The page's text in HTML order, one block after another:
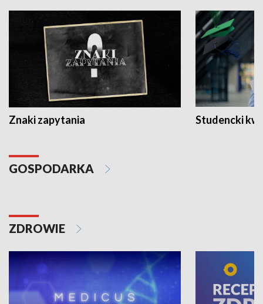
Znaki zapytania Studencki
GOSPODARKA
ZDROWIE